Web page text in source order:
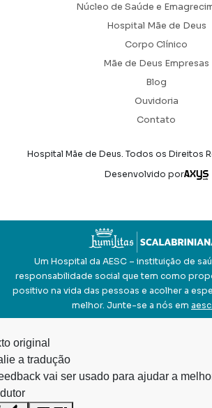
Núcleo de Saúde e
Hospital Mãe de Deus
Corpo Clínico
Mãe de Deus Empresas
Blog
Ouvidoria
Contato
Hospital Mãe de Deus. Todos os Direitos
Desenvolvido por
Axysweb
Um Hospital da AESC – instituição de
responsabilidade social que tem como
positivo na vida das pessoas e acolher a
melhor. Junte-se a nós em
original
a tradução
vai ser usado para ajudar a